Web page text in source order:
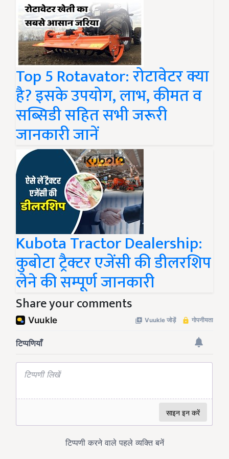
Top 5 Rotavator: रोटावेटर क्या
है? इसके उपयोग, लाभ, कीमत व
सब्सिडी सहित सभी जरूरी
जानकारी जानें
Kubota Tractor Dealership:
कुबोटा ट्रैक्टर एजेंसी की डीलरशिप
लेने की सम्पूर्ण जानकारी
Share your comments